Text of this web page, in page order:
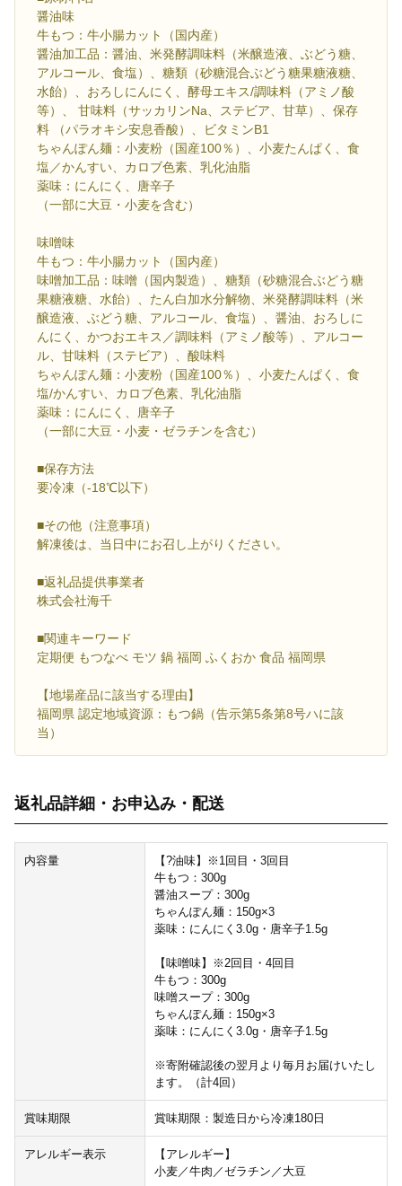
醤油味
牛もつ：牛小腸カット（国内産）
醤油加工品：醤油、米発酵調味料（米醸造液、ぶどう糖、
アルコール、食塩）、糖類（砂糖混合ぶどう糖果糖液糖、
水飴）、おろしにんにく、酵母エキス/調味料（アミノ酸
等）、 甘味料（サッカリンNa、ステビア、甘草）、保存
料 （パラオキシ安息香酸）、ビタミンB1
ちゃんぽん麺：小麦粉（国産100％）、小麦たんぱく、食
塩／かんすい、カロブ色素、乳化油脂
薬味：にんにく、唐辛子
（一部に大豆・小麦を含む）
味噌味
牛もつ：牛小腸カット（国内産）
味噌加工品：味噌（国内製造）、糖類（砂糖混合ぶどう糖
果糖液糖、水飴）、たん白加水分解物、米発酵調味料（米
醸造液、ぶどう糖、アルコール、食塩）、醤油、おろしに
んにく、かつおエキス／調味料（アミノ酸等）、アルコー
ル、甘味料（ステビア）、酸味料
ちゃんぽん麺：小麦粉（国産100％）、小麦たんぱく、食
塩/かんすい、カロブ色素、乳化油脂
薬味：にんにく、唐辛子
（一部に大豆・小麦・ゼラチンを含む）
■保存方法
要冷凍（-18℃以下）
■その他（注意事項）
解凍後は、当日中にお召し上がりください。
■返礼品提供事業者
株式会社海千
■関連キーワード
定期便 もつなべ モツ 鍋 福岡 ふくおか 食品 福岡県
【地場産品に該当する理由】
福岡県 認定地域資源：もつ鍋（告示第5条第8号ハに該
当）
返礼品詳細・お申込み・配送
内容量
【?油味】※1回目・3回目
牛もつ：300g
醤油スープ：300g
ちゃんぽん麺：150g×3
薬味：にんにく3.0g・唐辛子1.5g
【味噌味】※2回目・4回目
牛もつ：300g
味噌スープ：300g
ちゃんぽん麺：150g×3
薬味：にんにく3.0g・唐辛子1.5g
※寄附確認後の翌月より毎月お届けいたし
ます。（計4回）
賞味期限 賞味期限：製造日から冷凍180日
アレルギー表示
【アレルギー】
小麦／牛肉／ゼラチン／大豆